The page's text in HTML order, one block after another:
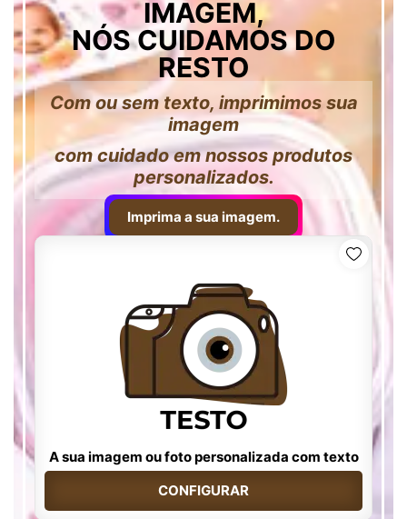
IMAGEM,
NÓS CUIDAMOS DO
RESTO
Com ou sem texto, imprimimos sua
imagem
com cuidado em nossos produtos
personalizados.
Imprima a sua imagem.
A sua imagem ou foto personalizada com texto
CONFIGURAR